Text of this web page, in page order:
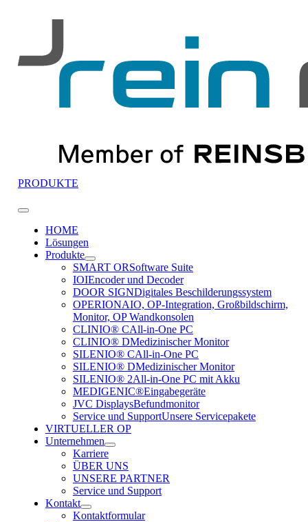
PRODUKTE
Toggle
Navigation
HOME
Lösungen
Produkte
SMART ORSoftware Suite
IOIEncoder und Decoder
DOOR SIGNDigitales Beschilderungssystem
OPERIONAIO, OP-Integration, Großbildschirm,
Monitor, OP Wandkonsolen
CLINIO® CAll-in-One PC
CLINIO® DMedizinischer Monitor
SILENIO® CAll-in-One PC
SILENIO® DMedizinischer Monitor
SILENIO® 2All-in-One PC mit Akku
MEDIGENIC®Eingabegeräte
JVC DisplaysBefundmonitor
Service und SupportUnsere Servicepakete
VIRTUELLER OP
Unternehmen
Karriere
ÜBER UNS
UNSERE PARTNER
Service und Support
Kontakt
Kontaktformular